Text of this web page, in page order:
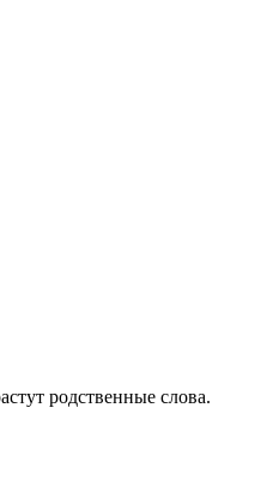
родственные слова.